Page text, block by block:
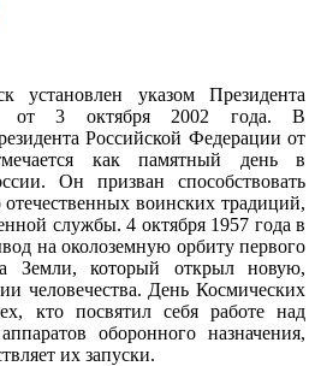
установлен указом Президента
от 3 октября 2002 года. В
Российской Федерации от
как памятный день в
Он призван способствовать
воинских традиций,
службы. 4 октября 1957 года в
на околоземную орбиту первого
Земли, который открыл новую,
человечества. День Космических
кто посвятил себя работе над
оборонного назначения,
их запуски.